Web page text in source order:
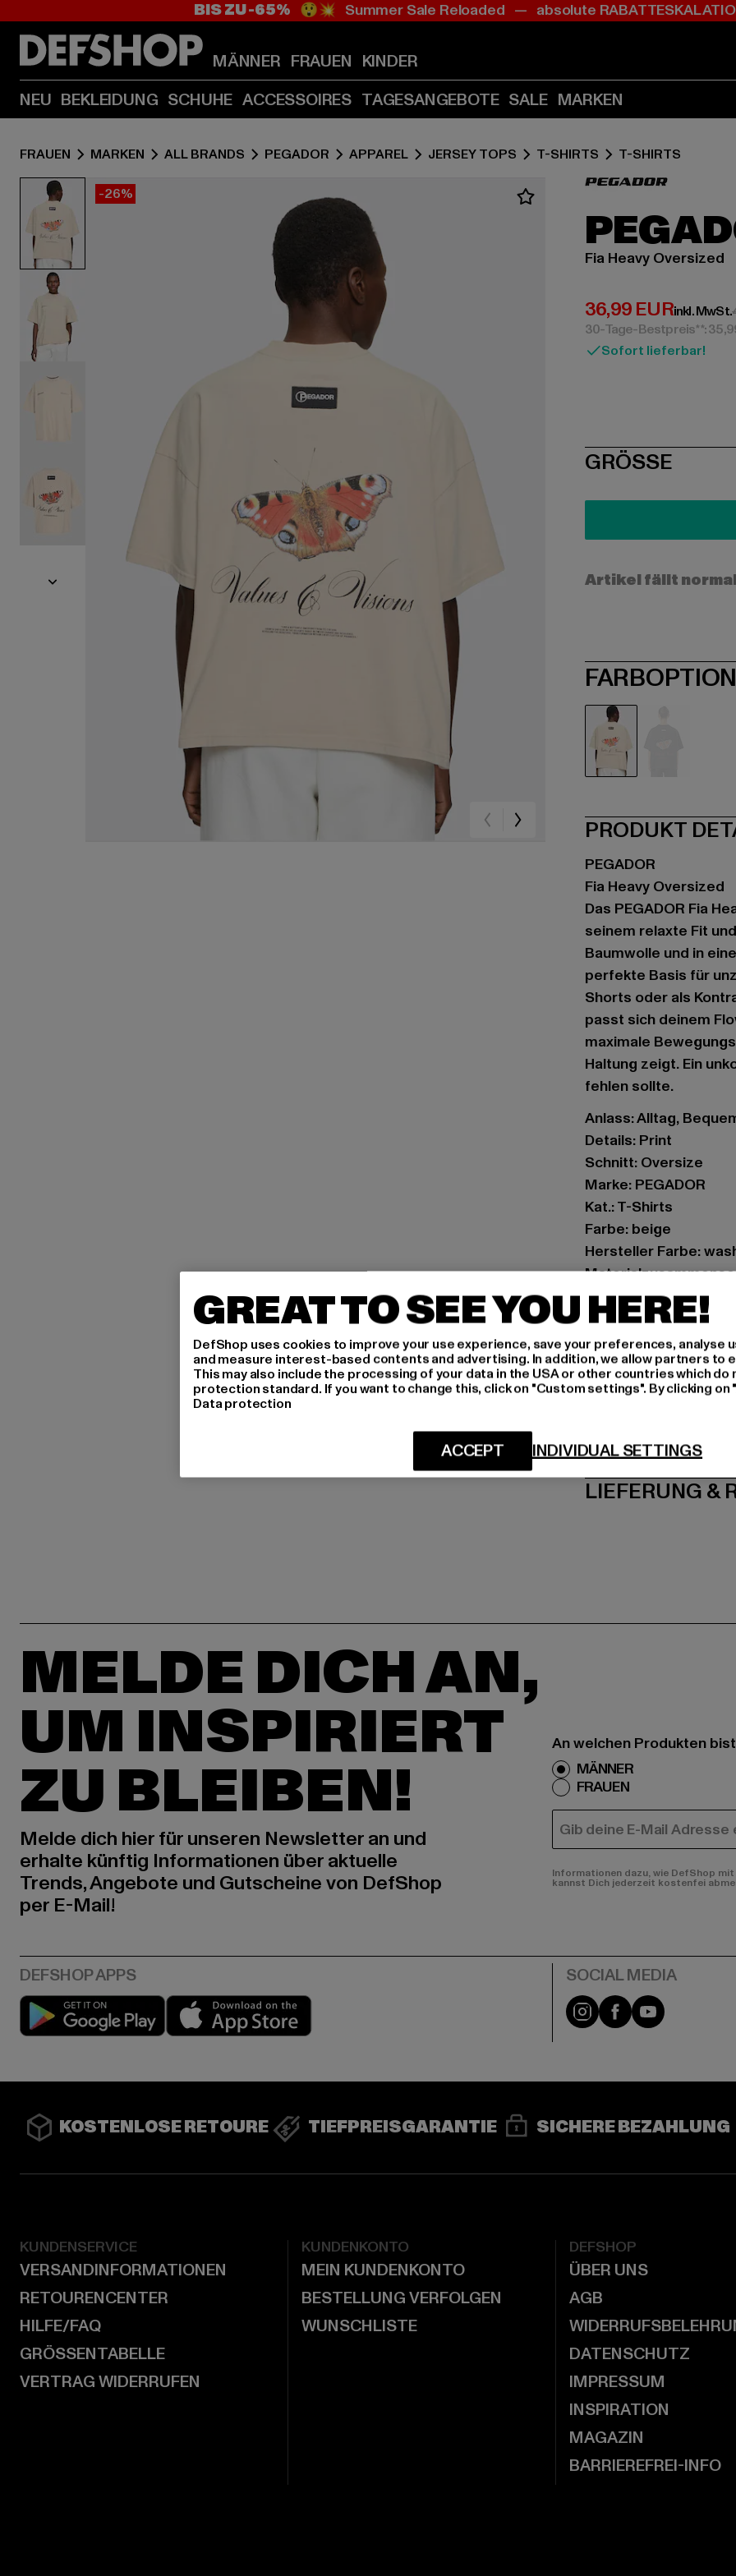
Zum
(Enter
drücken)
Zum
(Enter
drücken)
BIS ZU -65% 😲💥 Summer Sale Reloaded — absolute
MÄNNER FRAUEN KINDER
NEU BEKLEIDUNG SCHUHE ACCESSOIRES TAGESANGEBOTE SALE MARKEN
FRAUEN MARKEN ALL BRANDS PEGADOR APPAREL JERSEY TOPS T-SHIRTS T-SHIRTS
-26%
Fia Heavy Oversized
36,99 EUR
Derzeitiger Preis:
inkl. MwSt.
30-Tage-Bestpreis**:
Sofort lieferbar!
SIZE
GRÖSSE
Artikel fällt
PRODUKT
PEGADOR
Fia Heavy Oversized
Das PEGADOR Fia
seinem relaxte Fit
Baumwolle und in
perfekte Basis für
Shorts oder als
passt sich deinem
maximale
Haltung zeigt. Ein
fehlen sollte.
Anlass: Alltag,
Details: Print
Schnitt: Oversize
Marke: PEGADOR
Kat.: T-Shirts
Farbe: beige
Hersteller Farbe:
Art.Nr: PGDR4251-
Hersteller: Pegador
Hollefeldstraße 16 |
LIEFERUNG &
MELDE DICH AN,
UM INSPIRIERT
ZU BLEIBEN!
Melde dich hier für unseren Newsletter an und
erhalte künftig Informationen über aktuelle
Trends, Angebote und Gutscheine von DefShop
per E-Mail!
An welchen Produkten
MÄNNER
FRAUEN
E-MAIL
Informationen dazu, wie DefShop
kannst Dich jederzeit kostenfei
Play market Instagram
FacebookYouTube
KOSTENLOSE RETOURE TIEFPREISGARANTIE SICHERE BEZAHLUNG
KUNDENSERVICE
VERSANDINFORMATIONEN
RETOURENCENTER
HILFE/FAQ
GRÖSSENTABELLE
VERTRAG WIDERRUFEN
KUNDENKONTO
MEIN KUNDENKONTO
BESTELLUNG VERFOLGEN
WUNSCHLISTE
DEFSHOP
ÜBER UNS
AGB
DATENSCHUTZ
IMPRESSUM
INSPIRATION
MAGAZIN
BARRIEREFREI-INFO
GREAT TO SEE YOU HERE!
DefShop uses cookies to improve your use experience, save your preferences, analyse
and measure interest-based contents and advertising. In addition, we allow partners to
This may also include the processing of your data in the USA or other countries which do
protection standard. If you want to change this, click on "Custom settings". By clicking
Data protection
INDIVIDUAL SETTINGS
ACCEPT